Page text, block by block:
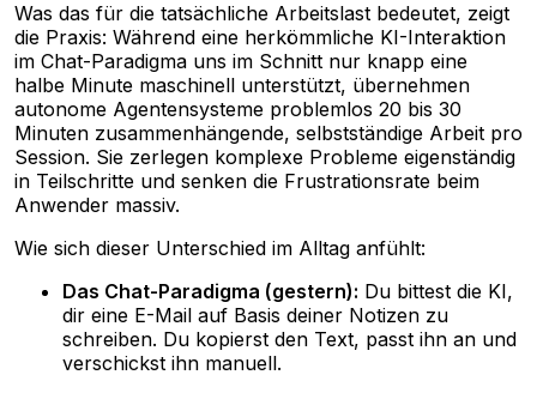
Was das für die tatsächliche Arbeitslast bedeutet, zeigt
die Praxis: Während eine herkömmliche KI-Interaktion
im Chat-Paradigma uns im Schnitt nur knapp eine
halbe Minute maschinell unterstützt, übernehmen
autonome Agentensysteme problemlos 20 bis 30
Minuten zusammenhängende, selbstständige Arbeit pro
Session. Sie zerlegen komplexe Probleme eigenständig
in Teilschritte und senken die Frustrationsrate beim
Anwender massiv.
Wie sich dieser Unterschied im Alltag anfühlt:
Das Chat-Paradigma (gestern): Du bittest die KI,
dir eine E-Mail auf Basis deiner Notizen zu
schreiben. Du kopierst den Text, passt ihn an und
verschickst ihn manuell.